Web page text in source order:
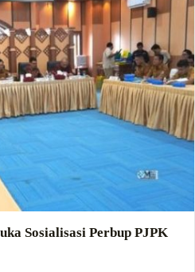
Sosialisasi Perbup PJPK